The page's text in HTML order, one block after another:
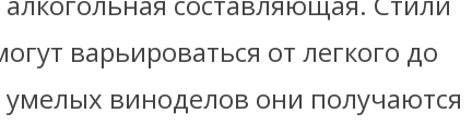
варьироваться от легкого до
умелых виноделов они получаются